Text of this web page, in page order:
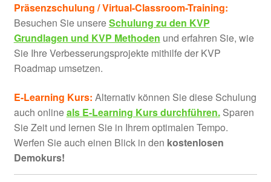
Präsenzschulung / Virtual-Classroom-Training:
Besuchen Sie unsereSchulung zu den KVP
Grundlagen und KVP Methoden und erfahren Sie, wie
Sie Ihre Verbesserungsprojekte mithilfe der KVP
Roadmap umsetzen.
E-Learning Kurs: Alternativ können Sie diese Schulung
auch onlineals E-Learning Kurs durchführen.Sparen
Sie Zeit und lernen Sie in Ihrem optimalen Tempo.
Werfen Sie auch einen Blick in den kostenlosen
Demokurs!